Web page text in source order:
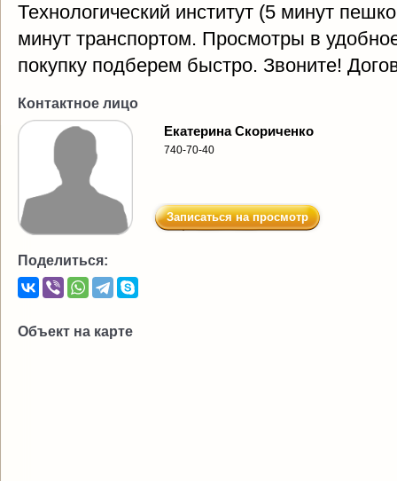
Технологический институт (5 минут
минут транспортом. Просмотры в
покупку подберем быстро. Звоните!
Контактное лицо
Екатерина Скориченко
740-70-40
Записаться на просмотр
Поделиться:
Объект на карте